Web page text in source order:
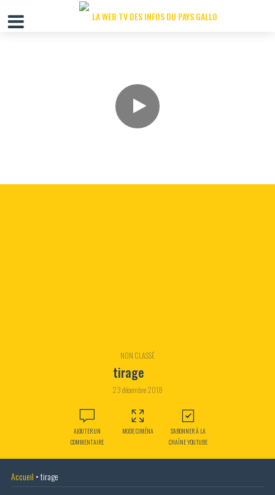
NON CLASSÉ
tirage
23 décembre 2018
AJOUTER UN
COMMENTAIRE
MODE CIMÉNA
S'ABONNER À LA
CHAÎNE YOUTUBE
Accueil •tirage